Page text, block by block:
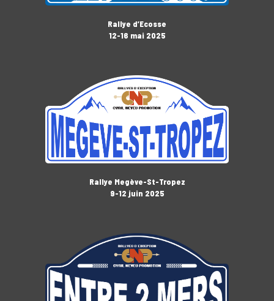
Rallye d’Ecosse
12-16 mai 2025
Rallye Megève-St-Tropez
9-12 juin 2025